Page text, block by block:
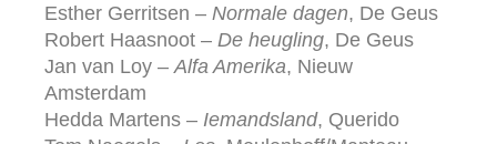
Esther Gerritsen – Normale dagen, De Geus
Robert Haasnoot – De heugling, De Geus
Jan van Loy –Alfa Amerika, Nieuw
Amsterdam
Hedda Martens – Iemandsland, Querido